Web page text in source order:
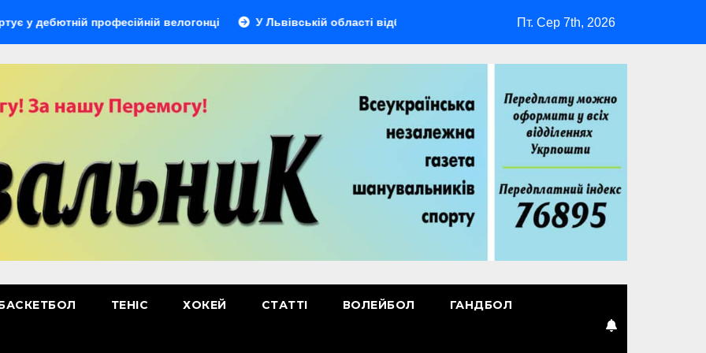
професійній велогонці У Львівській області відбудеться мультиспортивний табір ГАРТ 2026 – як долучитися
Пт. Сер 7th, 2026
ТЕНІС ХОКЕЙ СТАТТІ ВОЛЕЙБОЛ ГАНДБОЛ